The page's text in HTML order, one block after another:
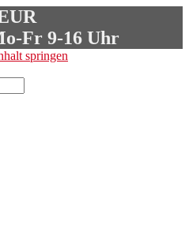
Fr 9-16 Uhr
springen